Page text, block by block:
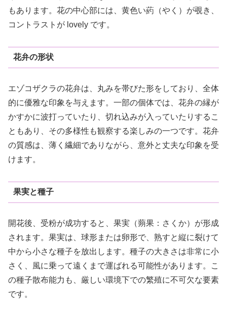
もあります。花の中心部には、黄色い葯（やく）が覗き、
コントラストが lovely です。
花弁の形状
エゾコザクラの花弁は、丸みを帯びた形をしており、全体
的に優雅な印象を与えます。一部の個体では、花弁の縁が
かすかに波打っていたり、切れ込みが入っていたりするこ
ともあり、その多様性も観察する楽しみの一つです。花弁
の質感は、薄く繊細でありながら、意外と丈夫な印象を受
けます。
果実と種子
開花後、受粉が成功すると、果実（蒴果：さくか）が形成
されます。果実は、球形または卵形で、熟すと縦に裂けて
中から小さな種子を放出します。種子の大きさは非常に小
さく、風に乗って遠くまで運ばれる可能性があります。こ
の種子散布能力も、厳しい環境下での繁殖に不可欠な要素
です。